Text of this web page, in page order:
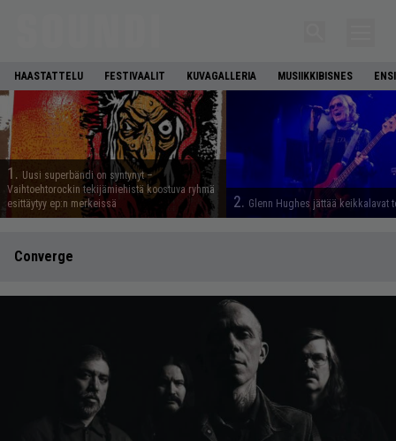
HAASTATTELU FESTIVAALIT KUVAGALLERIA MUSIIKKIBISNES
1. Uusi superbändi on syntynyt –
Vaihtoehtorockin tekijämiehistä koostuva ryhmä
esittäytyy ep:n merkeissä
2. Glenn Hughes jättää keikkalavat
Converge